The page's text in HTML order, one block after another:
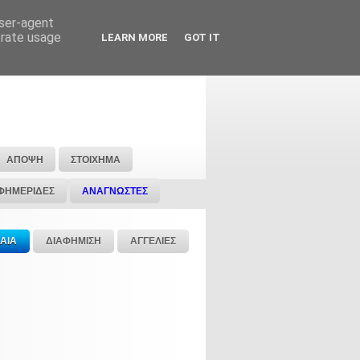
ΑΠΟΨΗ ΣΤΟΙΧΗΜΑ
ΑΝΑΓΝΩΣΤΕΣ
ΔΙΑΦΗΜΙΣΗ ΑΓΓΕΛΙΕΣ
agent
usage
LEARN MORE GOT IT